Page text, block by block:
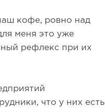
кофе, ровно над
меня это уже
рефлекс при их
что у них есть